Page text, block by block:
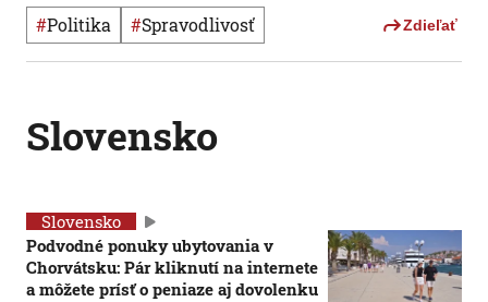
# Politika # spravodlivosť Zdieľať
Slovensko
Slovensko
Podvodné ponuky ubytovania v
Chorvátsku: Pár kliknutí na internete
a môžete prísť o peniaze aj dovolenku